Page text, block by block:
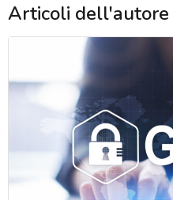
Articoli dell'autore